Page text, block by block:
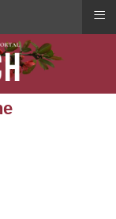
≡